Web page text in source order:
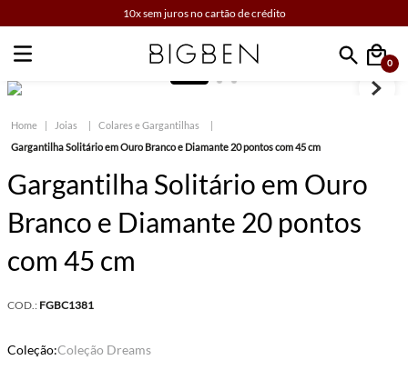
10x sem juros no cartão de crédito
Faça sua busca
0
Joias
Colares e Gargantilhas
Gargantilha Solitário em Ouro Branco e Diamante 20 pontos com 45 cm
Gargantilha Solitário em Ouro
Branco e Diamante 20 pontos
com 45 cm
COD.: FGBC1381
Coleção:Coleção Dreams